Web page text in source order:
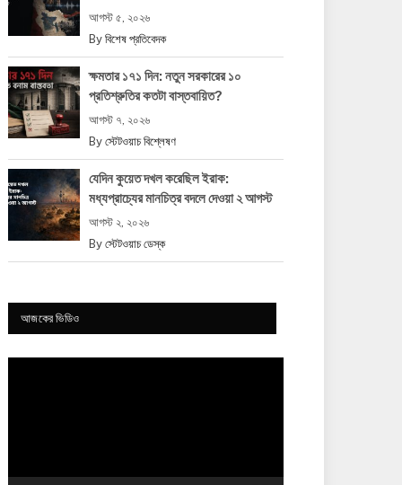
আগস্ট ৫, ২০২৬
By বিশেষ প্রতিবেদক
ক্ষমতার ১৭১ দিন: নতুন সরকারের ১০
প্রতিশ্রুতির কতটা বাস্তবায়িত?
আগস্ট ৭, ২০২৬
By স্টেটওয়াচ বিশ্লেষণ
যেদিন কুয়েত দখল করেছিল ইরাক:
মধ্যপ্রাচ্যের মানচিত্র বদলে দেওয়া ২ আগস্ট
আগস্ট ২, ২০২৬
By স্টেটওয়াচ ডেস্ক
আজকের ভিডিও